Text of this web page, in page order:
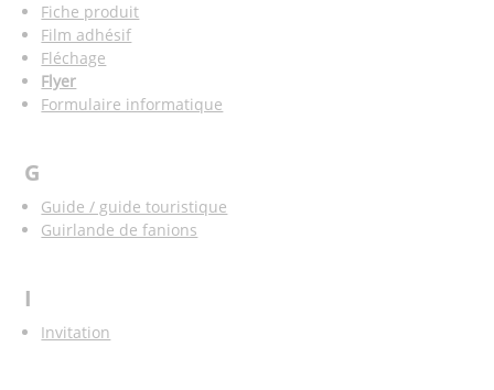
Fiche produit
Film adhésif
Fléchage
Flyer
Formulaire informatique
G
Guide / guide touristique
Guirlande de fanions
I
Invitation